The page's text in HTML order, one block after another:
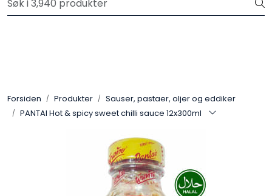
Skip to main content
Velkommen til vår nye nettbutikk! Trykk her for å lese mer
Forsiden Produkter
Sauser, pastaer, oljer og eddiker
PANTAI Hot & spicy sweet chilli sauce 12x300ml
Restaurantprodukter